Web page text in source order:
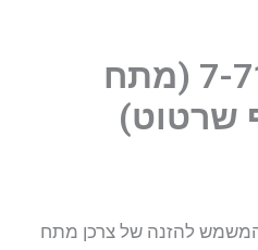
שאלה מס׳ 7-710 (מתח
שרטוט)
להזנה של צרכן מתח